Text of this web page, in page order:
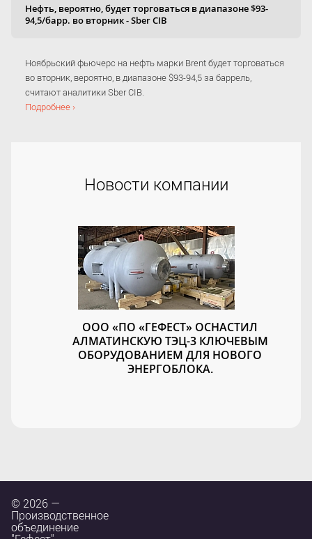
Нефть, вероятно, будет торговаться в диапазоне $93-
94,5/барр. во вторник - Sber CIB
Ноябрьский фьючерс на нефть марки Brent будет торговаться
во вторник, вероятно, в диапазоне $93-94,5 за баррель,
считают аналитики Sber CIB.
Подробнее ›
Новости компании
ООО «ПО «ГЕФЕСТ» ОСНАСТИЛ
АЛМАТИНСКУЮ ТЭЦ-3 КЛЮЧЕВЫМ
ОБОРУДОВАНИЕМ ДЛЯ НОВОГО
ЭНЕРГОБЛОКА.
© 2026 —
Производственное
объединение